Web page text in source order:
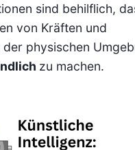
sind behilflich,
von Kräften und
der physischen
zu machen.